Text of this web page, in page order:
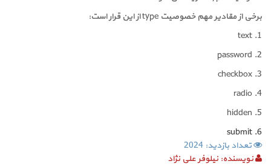
برخی از مقادیر مهم خصوصیت typeاز این قرار است:
1.
text
2.
password
3.
checkbox
4.
radio
5.
hidden
6.
submit
تعداد بازدید: 2024
نویسنده: نیلوفر علی نژاد